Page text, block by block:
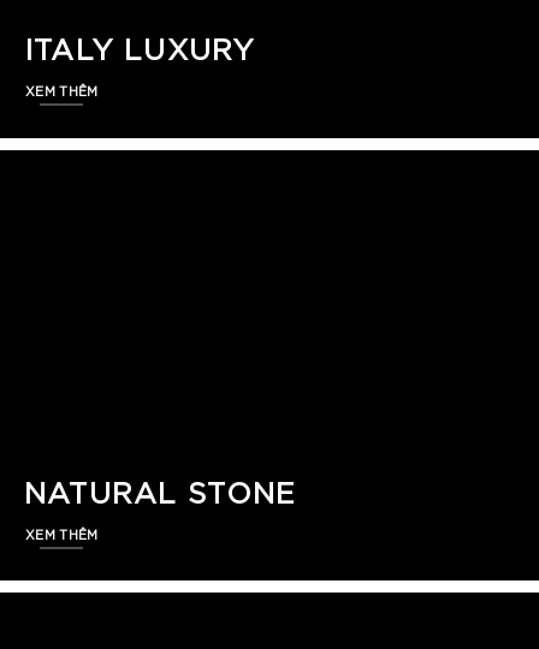
ITALY LUXURY
XEM THÊM
NATURAL STONE
XEM THÊM